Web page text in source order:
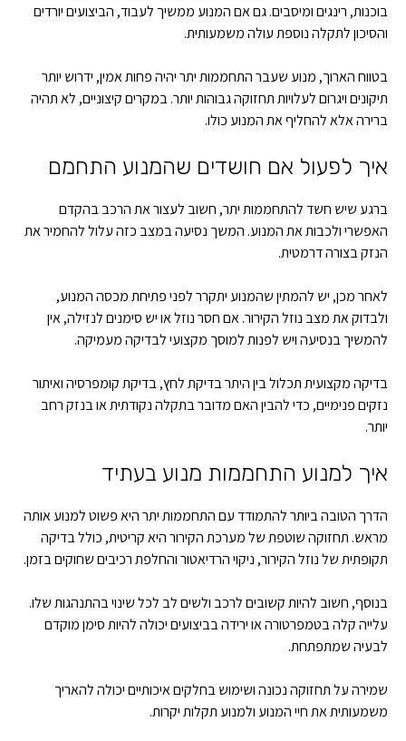
בוכנות, רינגים ומיסבים. גם אם המנוע ממשיך לעבוד, הביצועים יורדים
והסיכון לתקלה נוספת עולה משמעותית.
בטווח הארוך, מנוע שעבר התחממות יתר יהיה פחות אמין, ידרוש יותר
תיקונים ויגרום לעלויות תחזוקה גבוהות יותר. במקרים קיצוניים, לא תהיה
ברירה אלא להחליף את המנוע כולו.
איך לפעול אם חושדים שהמנוע התחמם
ברגע שיש חשד להתחממות יתר, חשוב לעצור את הרכב בהקדם
האפשרי ולכבות את המנוע. המשך נסיעה במצב כזה עלול להחמיר את
הנזק בצורה דרמטית.
לאחר מכן, יש להמתין שהמנוע יתקרר לפני פתיחת מכסה המנוע,
ולבדוק את מצב נוזל הקירור. אם חסר נוזל או יש סימנים לנזילה, אין
להמשיך בנסיעה ויש לפנות למוסך מקצועי לבדיקה מעמיקה.
בדיקה מקצועית תכלול בין היתר בדיקת לחץ, בדיקת קומפרסיה ואיתור
נזקים פנימיים, כדי להבין האם מדובר בתקלה נקודתית או בנזק רחב
יותר.
איך למנוע התחממות מנוע בעתיד
הדרך הטובה ביותר להתמודד עם התחממות יתר היא פשוט למנוע אותה
מראש. תחזוקה שוטפת של מערכת הקירור היא קריטית, כולל בדיקה
תקופתית של נוזל הקירור, ניקוי הרדיאטור והחלפת רכיבים שחוקים בזמן.
בנוסף, חשוב להיות קשובים לרכב ולשים לב לכל שינוי בהתנהגות שלו.
עלייה קלה בטמפרטורה או ירידה בביצועים יכולה להיות סימן מוקדם
לבעיה שמתפתחת.
שמירה על תחזוקה נכונה ושימוש בחלקים איכותיים יכולה להאריך
משמעותית את חיי המנוע ולמנוע תקלות יקרות.